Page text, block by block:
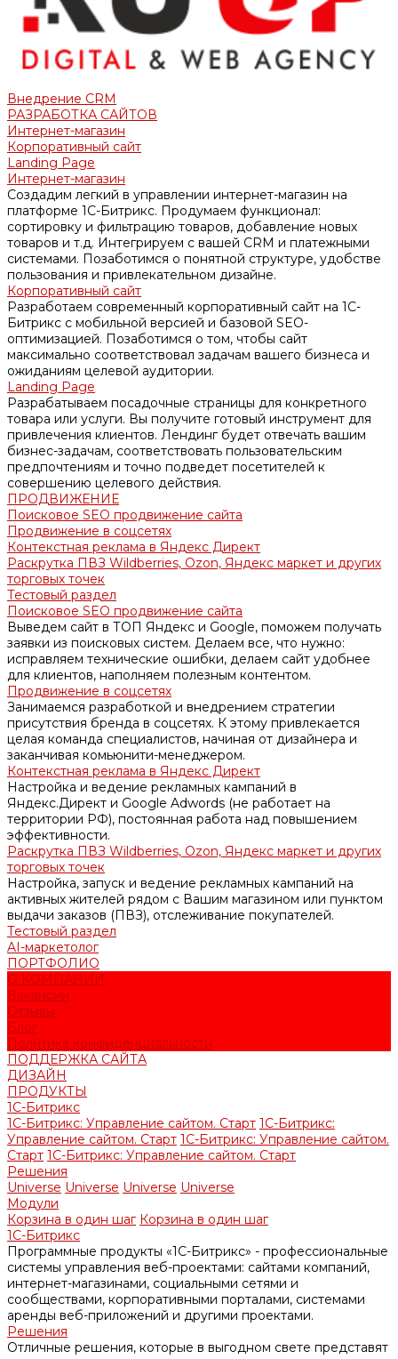
Внедрение CRM
РАЗРАБОТКА САЙТОВ
Интернет-магазин
Корпоративный сайт
Landing Page
Интернет-магазин
Создадим легкий в управлении интернет-магазин на
платформе 1С-Битрикс. Продумаем функционал:
сортировку и фильтрацию товаров, добавление новых
товаров и т.д. Интегрируем с вашей CRM и платежными
системами. Позаботимся о понятной структуре, удобстве
пользования и привлекательном дизайне.
Корпоративный сайт
Разработаем современный корпоративный сайт на 1С-
Битрикс с мобильной версией и базовой SEO-
оптимизацией. Позаботимся о том, чтобы сайт
максимально соответствовал задачам вашего бизнеса и
ожиданиям целевой аудитории.
Landing Page
Разрабатываем посадочные страницы для конкретного
товара или услуги. Вы получите готовый инструмент для
привлечения клиентов. Лендинг будет отвечать вашим
бизнес-задачам, соответствовать пользовательским
предпочтениям и точно подведет посетителей к
совершению целевого действия.
ПРОДВИЖЕНИЕ
Поисковое SEO продвижение сайта
Продвижение в соцсетях
Контекстная реклама в Яндекс Директ
Раскрутка ПВЗ Wildberries, Ozon, Яндекс маркет и других
торговых точек
Тестовый раздел
Поисковое SEO продвижение сайта
Выведем сайт в ТОП Яндекс и Google, поможем получать
заявки из поисковых систем. Делаем все, что нужно:
исправляем технические ошибки, делаем сайт удобнее
для клиентов, наполняем полезным контентом.
Продвижение в соцсетях
Занимаемся разработкой и внедрением стратегии
присутствия бренда в соцсетях. К этому привлекается
целая команда специалистов, начиная от дизайнера и
заканчивая комьюнити-менеджером.
Контекстная реклама в Яндекс Директ
Настройка и ведение рекламных кампаний в
Яндекс.Директ и Google Adwords (не работает на
территории РФ), постоянная работа над повышением
эффективности.
Раскрутка ПВЗ Wildberries, Ozon, Яндекс маркет и других
торговых точек
Настройка, запуск и ведение рекламных кампаний на
активных жителей рядом с Вашим магазином или пунктом
выдачи заказов (ПВЗ), отслеживание покупателей.
Тестовый раздел
AI-маркетолог
ПОРТФОЛИО
О КОМПАНИИ
Вакансии
Отзывы
Блог
Политика конфиденциальности
ПОДДЕРЖКА САЙТА
ДИЗАЙН
ПРОДУКТЫ
1С-Битрикс
1С-Битрикс: Управление сайтом. Старт 1С-Битрикс:
Управление сайтом. Старт 1С-Битрикс: Управление сайтом.
Старт 1С-Битрикс: Управление сайтом. Старт
Решения
Universe Universe Universe Universe
Модули
Корзина в один шаг Корзина в один шаг
1С-Битрикс
Программные продукты «1С-Битрикс» - профессиональные
системы управления веб-проектами: сайтами компаний,
интернет-магазинами, социальными сетями и
сообществами, корпоративными порталами, системами
аренды веб-приложений и другими проектами.
Решения
Отличные решения, которые в выгодном свете представят